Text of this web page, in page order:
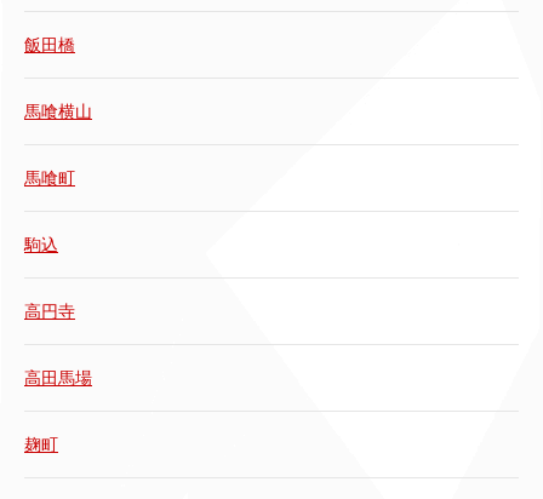
飯田橋
馬喰横山
馬喰町
駒込
高円寺
高田馬場
麹町